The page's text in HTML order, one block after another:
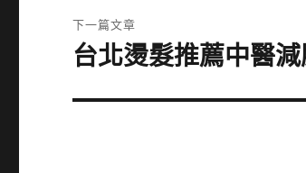
文
章:
下一篇文章
下
篇
台北燙髮推薦中醫